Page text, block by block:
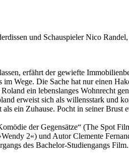
und Schauspieler Nico
erfährt der gewiefte
Wege. Die Sache hat nur einen
ein lebenslanges Wohnrecht
erweist sich als willensstark und
ein Zuhause. Pocht in seiner Brust
der Gegensätze“ (The Spot
2«) und Autor Clemente
des Bachelor-Studiengangs